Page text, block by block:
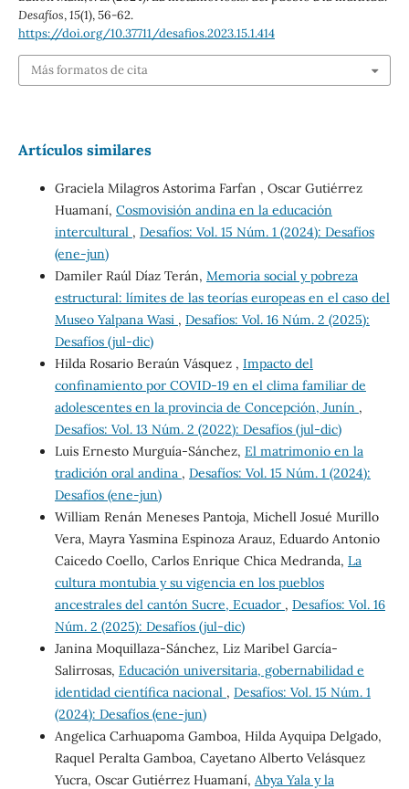
Desafíos,15(1), 56-62.
https://doi.org/10.37711/desafios.2023.15.1.414
Más formatos de cita
Artículos similares
Graciela Milagros Astorima Farfan , Oscar Gutiérrez
Huamaní, Cosmovisión andina en la educación
intercultural , Desafíos: Vol. 15 Núm. 1 (2024): Desafíos
(ene-jun)
Damiler Raúl Díaz Terán, Memoria social y pobreza
estructural: límites de las teorías europeas en el caso del
Museo Yalpana Wasi , Desafíos: Vol. 16 Núm. 2 (2025):
Desafíos (jul-dic)
Hilda Rosario Beraún Vásquez , Impacto del
confinamiento por COVID-19 en el clima familiar de
adolescentes en la provincia de Concepción, Junín ,
Desafíos: Vol. 13 Núm. 2 (2022): Desafíos (jul-dic)
Luis Ernesto Murguía-Sánchez, El matrimonio en la
tradición oral andina , Desafíos: Vol. 15 Núm. 1 (2024):
Desafíos (ene-jun)
William Renán Meneses Pantoja, Michell Josué Murillo
Vera, Mayra Yasmina Espinoza Arauz, Eduardo Antonio
Caicedo Coello, Carlos Enrique Chica Medranda, La
cultura montubia y su vigencia en los pueblos
ancestrales del cantón Sucre, Ecuador , Desafíos: Vol. 16
Núm. 2 (2025): Desafíos (jul-dic)
Janina Moquillaza-Sánchez, Liz Maribel García-
Salirrosas, Educación universitaria, gobernabilidad e
identidad científica nacional , Desafíos: Vol. 15 Núm. 1
(2024): Desafíos (ene-jun)
Angelica Carhuapoma Gamboa, Hilda Ayquipa Delgado,
Raquel Peralta Gamboa, Cayetano Alberto Velásquez
Yucra, Oscar Gutiérrez Huamaní, Abya Yala y la